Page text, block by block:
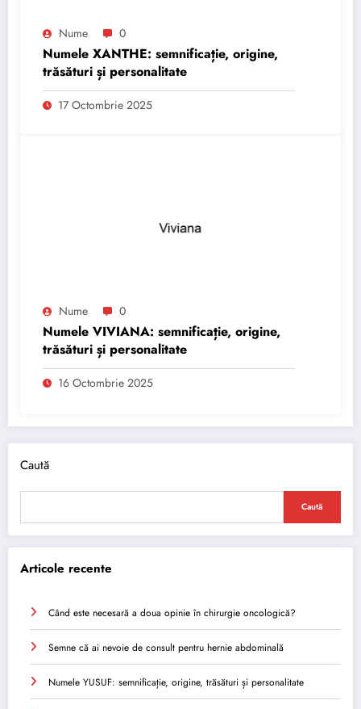
Nume 0
Numele XANTHE: semnificație, origine,
trăsături și personalitate
17 Octombrie 2025
Nume 0
Numele VIVIANA: semnificație, origine,
trăsături și personalitate
16 Octombrie 2025
Caută
Caută
Articole recente
Când este necesară a doua opinie în chirurgie oncologică?
Semne că ai nevoie de consult pentru hernie abdominală
Numele YUSUF: semnificație, origine, trăsături și personalitate